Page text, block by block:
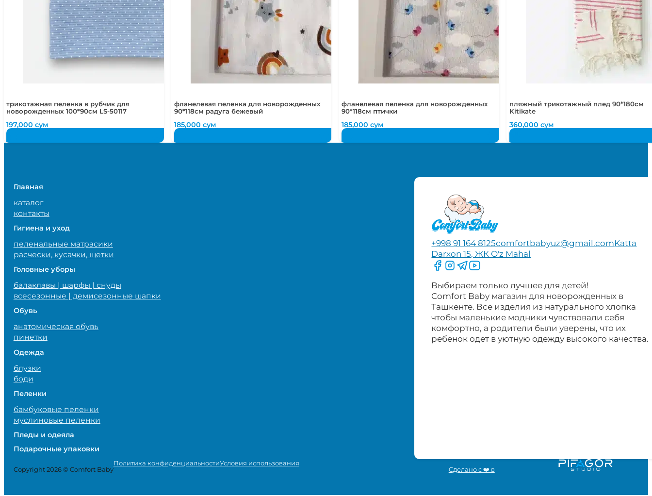
трикотажная пеленка в рубчик для
новорожденных 100*90см LS-50117
197,000сум
фланелевая пеленка для новорожденных
90*118см радуга бежевый
185,000 сум
фланелевая пеленка для новорожденных
90*118см птички
185,000сум
пляжный трикотажный плед 90*180см
Kitikate
360,000 сум
Главная
каталог
контакты
Гигиена и уход
пеленальные матрасики
расчески, кусачки, щетки
Головные уборы
балаклавы | шарфы | снуды
всесезонные | демисезонные шапки
Обувь
анатомическая обувь
пинетки
Одежда
блузки
боди
Пеленки
бамбуковые пеленки
муслиновые пеленки
Пледы и одеяла
Подарочные упаковки
+998 91 164 8125comfortbabyuz@gmail.comKatta
Darxon 15, ЖК O'z Mahal
Следите за нами на Facebook
Следите за нами в Instagram
Следите за нами в Telegram
Следите за нами в YouTube
Выбираем только лучшее для детей!
Comfort Baby магазин для новорожденных в
Ташкенте. Все изделия из натурального хлопка
чтобы маленькие модники чувствовали себя
комфортно, а родители были уверены, что их
ребенок одет в уютную одежду высокого качества.
Copyright 2026 © Comfort Baby
Политика конфиденциальностиУсловия использования
Сделано с ❤️ в